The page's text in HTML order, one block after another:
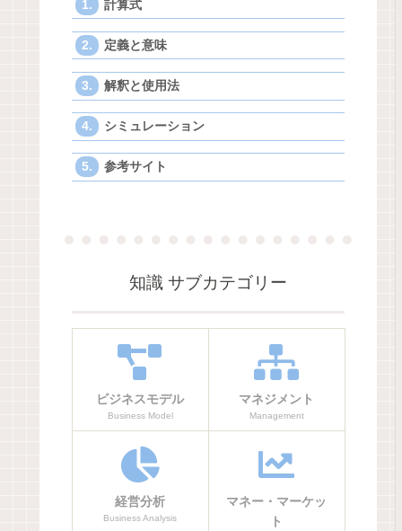
計算式
定義と意味
解釈と使用法
シミュレーション
参考サイト
知識 サブカテゴリー
ビジネスモデル
Business Model
マネジメント
Management
経営分析
Business Analysis
マネー・マーケッ
ト